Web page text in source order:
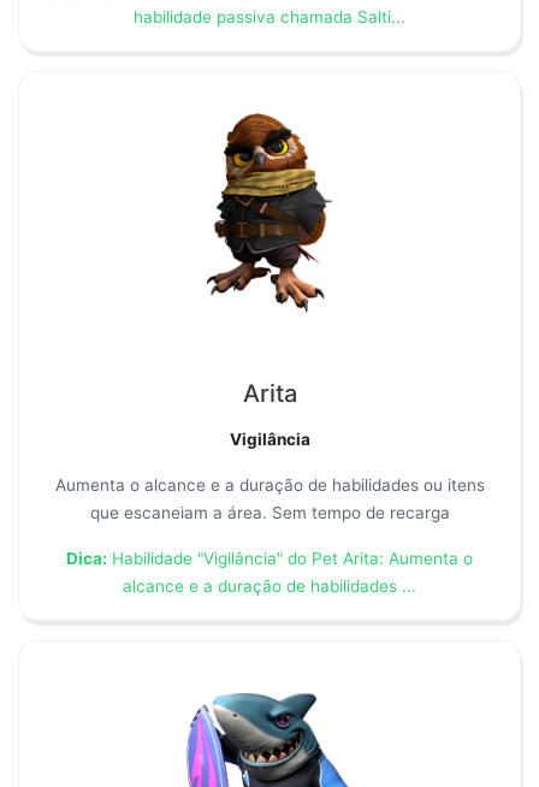
habilidade passiva chamada Salti...
Arita
Vigilância
Aumenta o alcance e a duração de habilidades ou itens
que escaneiam a área. Sem tempo de recarga
Dica: Habilidade "Vigilância" do Pet Arita: Aumenta o
alcance e a duração de habilidades ...